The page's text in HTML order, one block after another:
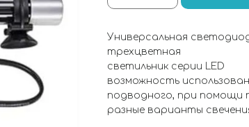
Универсальная
трехцветная
светильник серии LED
возможность
подводного, при помощи
разные варианты